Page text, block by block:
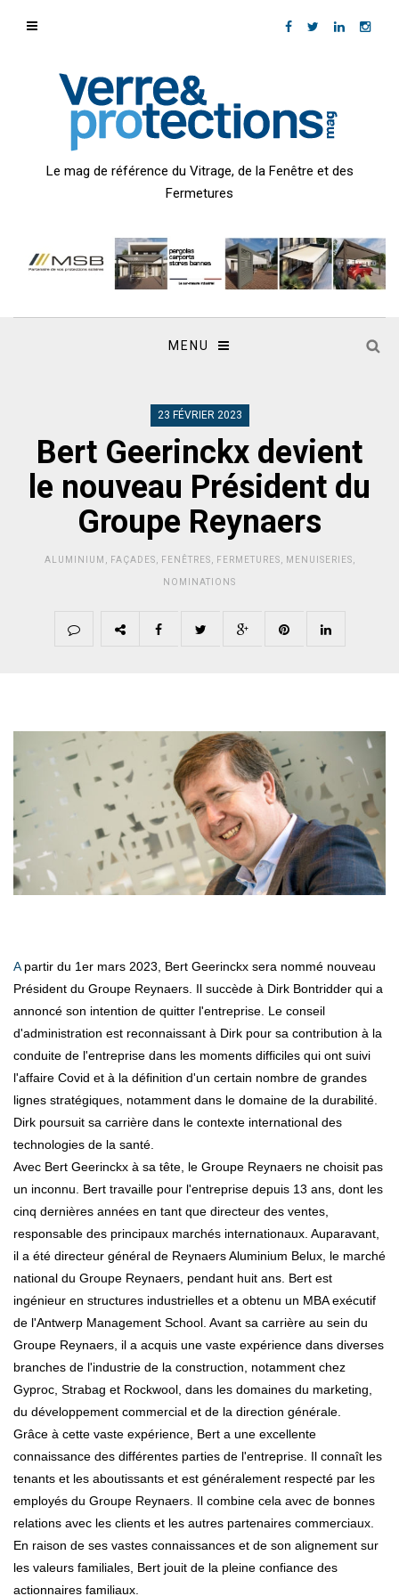
Le mag de référence du Vitrage, de la Fenêtre et des
Fermetures
MENU
23 FÉVRIER 2023
Bert Geerinckx devient
le nouveau Président du
Groupe Reynaers
ALUMINIUM FAÇADES FENÊTRES FERMETURES MENUISERIES
NOMINATIONS
A partir du 1er mars 2023, Bert Geerinckx sera nommé nouveau
Président du Groupe Reynaers. Il succède à Dirk Bontridder qui a
annoncé son intention de quitter l'entreprise. Le conseil
d'administration est reconnaissant à Dirk pour sa contribution à la
conduite de l'entreprise dans les moments difficiles qui ont suivi
l'affaire Covid et à la définition d'un certain nombre de grandes
lignes stratégiques, notamment dans le domaine de la durabilité.
Dirk poursuit sa carrière dans le contexte international des
technologies de la santé.
Avec Bert Geerinckx à sa tête, le Groupe Reynaers ne choisit pas
un inconnu. Bert travaille pour l'entreprise depuis 13 ans, dont les
cinq dernières années en tant que directeur des ventes,
responsable des principaux marchés internationaux. Auparavant,
il a été directeur général de Reynaers Aluminium Belux, le marché
national du Groupe Reynaers, pendant huit ans. Bert est
ingénieur en structures industrielles et a obtenu un MBA exécutif
de l'Antwerp Management School. Avant sa carrière au sein du
Groupe Reynaers, il a acquis une vaste expérience dans diverses
branches de l'industrie de la construction, notamment chez
Gyproc, Strabag et Rockwool, dans les domaines du marketing,
du développement commercial et de la direction générale.
Grâce à cette vaste expérience, Bert a une excellente
connaissance des différentes parties de l'entreprise. Il connaît les
tenants et les aboutissants et est généralement respecté par les
employés du Groupe Reynaers. Il combine cela avec de bonnes
relations avec les clients et les autres partenaires commerciaux.
En raison de ses vastes connaissances et de son alignement sur
les valeurs familiales, Bert jouit de la pleine confiance des
actionnaires familiaux.